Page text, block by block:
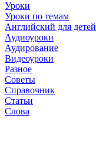
Уроки
Уроки по темам
Английский для детей
Аудиоуроки
Аудирование
Видеоуроки
Разное
Советы
Справочник
Статьи
Слова